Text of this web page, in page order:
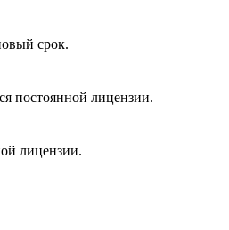
срок.
постоянной лицензии.
лицензии.